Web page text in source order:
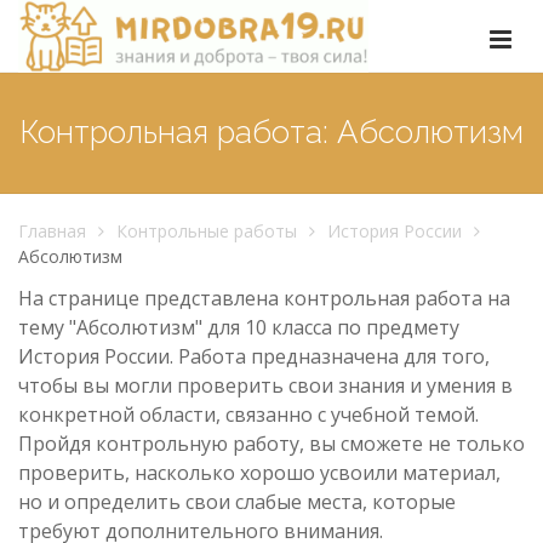
Контрольная работа: Абсолютизм
Главная Контрольные работы
История России
Абсолютизм
На странице представлена контрольная работа на
тему "Абсолютизм" для 10 класса по предмету
История России. Работа предназначена для того,
чтобы вы могли проверить свои знания и умения в
конкретной области, связанно с учебной темой.
Пройдя контрольную работу, вы сможете не только
проверить, насколько хорошо усвоили материал,
но и определить свои слабые места, которые
требуют дополнительного внимания.